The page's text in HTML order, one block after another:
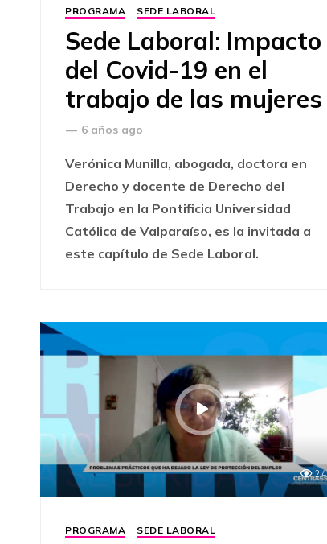
PROGRAMA SEDE LABORAL
Sede Laboral: Impacto
del Covid-19 en el
trabajo de las mujeres
— 6 años ago
Verónica Munilla, abogada, doctora en
Derecho y docente de Derecho del
Trabajo en la Pontificia Universidad
Católica de Valparaíso, es la invitada a
este capítulo de Sede Laboral​.
PROGRAMA SEDE LABORAL